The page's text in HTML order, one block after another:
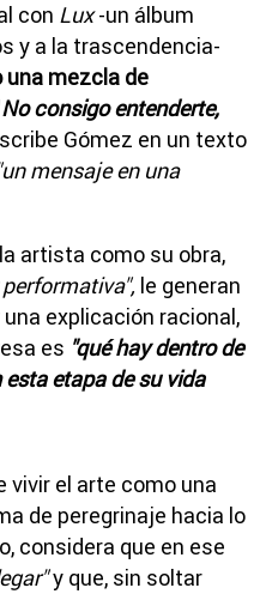
con Lux-un álbum
y a la trascendencia-
una mezcla de
No consigo entenderte,
Gómez en un texto
mensaje en una
artista como su obra,
le generan
explicación racional,
es "qué hay dentro de
etapa de su vida
vivir el arte como una
de peregrinaje hacia lo
considera que en ese
y que, sin soltar